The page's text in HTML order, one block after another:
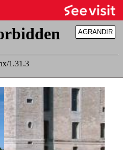
RÉDUIRE
AGRANDIR